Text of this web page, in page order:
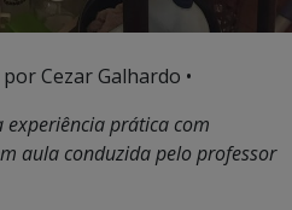
por Cezar Galhardo •
experiência prática com
aula conduzida pelo professor